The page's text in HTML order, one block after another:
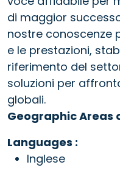
di maggior
nostre conoscenze
e le prestazioni,
riferimento del
soluzioni per
globali.
Geographic Areas
Languages :
Inglese